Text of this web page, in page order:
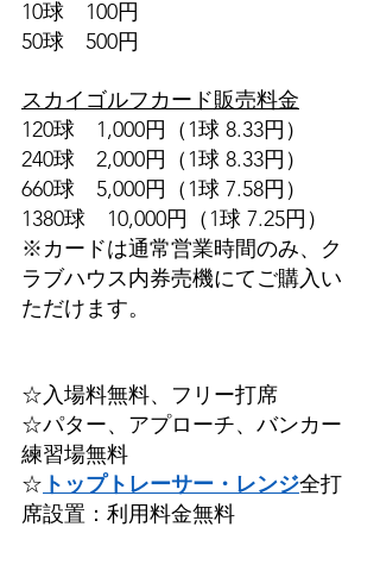
10球　100円
50球　500円
スカイゴルフカード販売料金
120球　1,000円（1球 8.33円）
240球　2,000円（1球 8.33円）
660球　5,000円（1球 7.58円）
1380球　10,000円（1球 7.25円）
※カードは通常営業時間のみ、ク
ラブハウス内券売機にてご購入い
ただけます。
☆入場料無料、フリー打席
☆パター、アプローチ、バンカー
練習場無料
☆ トップトレーサー・レンジ全打
席設置：利用料金無料